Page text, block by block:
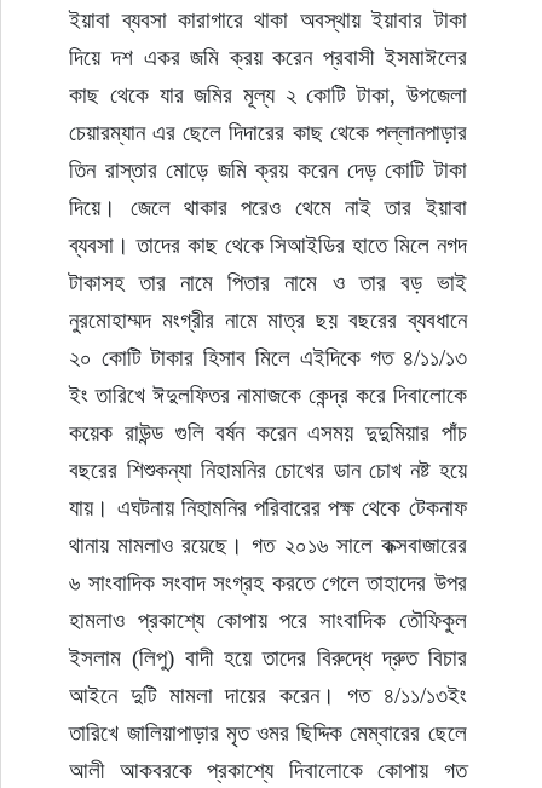
ইয়াবা ব্যবসা কারাগারে থাকা অবস্থায় ইয়াবার টাকা
দিয়ে দশ একর জমি ক্রয় করেন প্রবাসী ইসমাঈলের
কাছ থেকে যার জমির মূল্য ২ কোটি টাকা, উপজেলা
চেয়ারম্যান এর ছেলে দিদারের কাছ থেকে পল্লানপাড়ার
তিন রাস্তার মোড়ে জমি ক্রয় করেন দেড় কোটি টাকা
দিয়ে। জেলে থাকার পরেও থেমে নাই তার ইয়াবা
ব্যবসা। তাদের কাছ থেকে সিআইডির হাতে মিলে নগদ
টাকাসহ তার নামে পিতার নামে ও তার বড় ভাই
নুরমোহাম্মদ মংগ্রীর নামে মাত্র ছয় বছরের ব্যবধানে
২০ কোটি টাকার হিসাব মিলে এইদিকে গত ৪/১১/১৩
ইং তারিখে ঈদুলফিতর নামাজকে কেন্দ্র করে দিবালোকে
কয়েক রাউন্ড গুলি বর্ষন করেন এসময় দুদুমিয়ার পাঁচ
বছরের শিশুকন্যা নিহামনির চোখের ডান চোখ নষ্ট হয়ে
যায়। এঘটনায় নিহামনির পরিবারের পক্ষ থেকে টেকনাফ
থানায় মামলাও রয়েছে। গত ২০১৬ সালে কক্সবাজারের
৬ সাংবাদিক সংবাদ সংগ্রহ করতে গেলে তাহাদের উপর
হামলাও প্রকাশ্যে কোপায় পরে সাংবাদিক তৌফিকুল
ইসলাম (লিপু) বাদী হয়ে তাদের বিরুদ্ধে দ্রুত বিচার
আইনে দুটি মামলা দায়ের করেন। গত ৪/১১/১৩ইং
তারিখে জালিয়াপাড়ার মৃত ওমর ছিদ্দিক মেম্বারের ছেলে
আলী আকবরকে প্রকাশ্যে দিবালোকে কোপায় গত